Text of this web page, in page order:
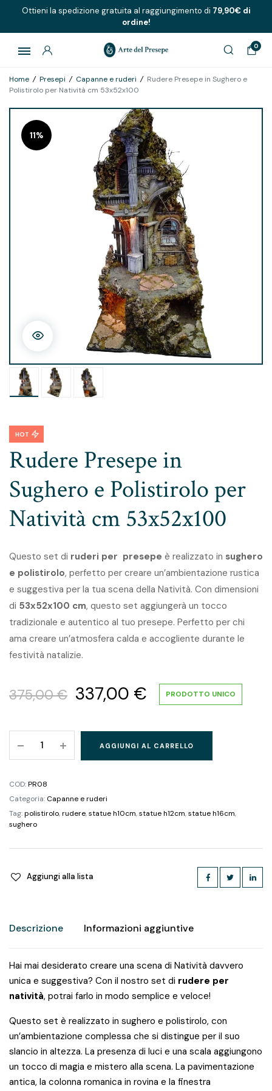
Ottieni la spedizione gratuita al raggiungimento di 79,90€ di
ordine!
0
Home / Presepi / Capanne e ruderi / Rudere Presepe in Sughero e
Polistirolo per Natività cm 53x52x100
11%
Rudere Presepe in
Sughero e Polistirolo per
Natività cm 53x52x100
HOT
Questo set di ruderi per presepe è realizzato in sughero
e polistirolo, perfetto per creare un’ambientazione rustica
e suggestiva per la tua scena della Natività. Con dimensioni
di 53x52x100 cm, questo set aggiungerà un tocco
tradizionale e autentico al tuo presepe. Perfetto per chi
ama creare un’atmosfera calda e accogliente durante le
festività natalizie.
375,00€ 337,00 € PRODOTTO UNICO
AGGIUNGI AL CARRELLO
COD:PR08
Categoria: Capanne e ruderi
Tag:polistirolo,rudere,statue h10cm,statue h12cm,statue h16cm,
sughero
Aggiungi alla lista
Descrizione Informazioni aggiuntive
Hai mai desiderato creare una scena di Natività davvero
unica e suggestiva? Con il nostro set di rudere per
natività, potrai farlo in modo semplice e veloce!
Questo set è realizzato in sughero e polistirolo, con
un’ambientazione complessa che si distingue per il suo
slancio in altezza. La presenza di luci e una scala aggiungono
un tocco di magia e mistero alla scena. La pavimentazione
antica, la colonna romanica in rovina e la finestra